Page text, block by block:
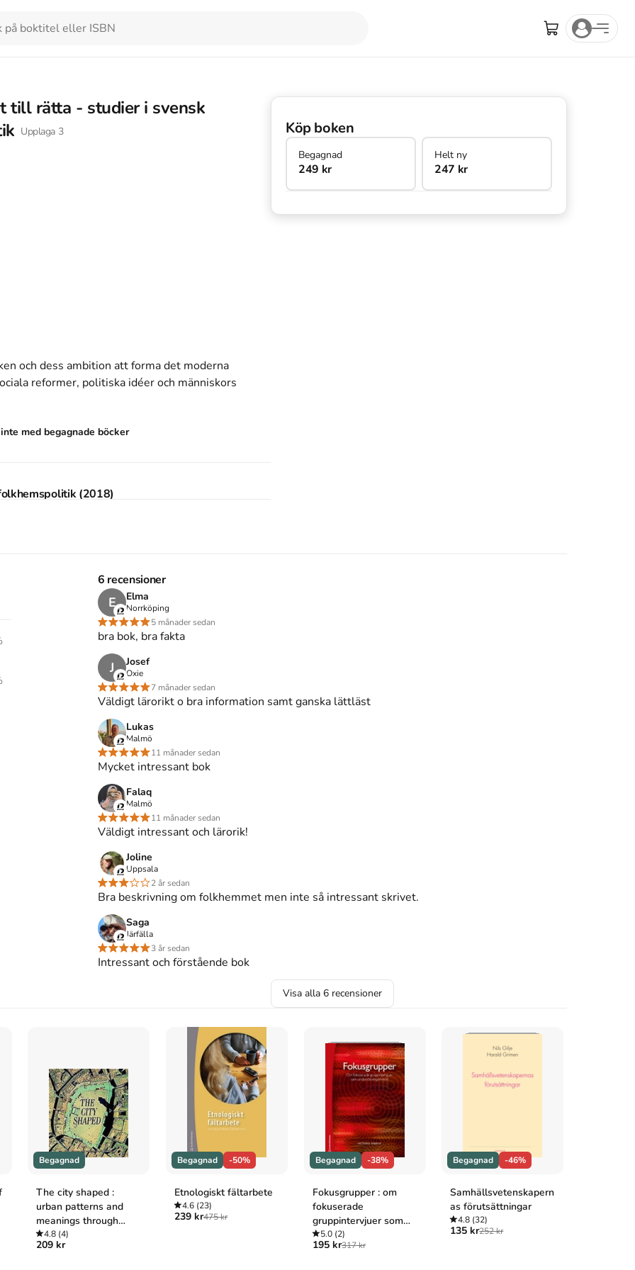
till rätta - studier i svensk
Upplaga 3
och dess ambition att forma det moderna
reformer, politiska idéer och människors
med begagnade böcker
(2018)
i svensk folkhemspolitik
folkhemspolitik på Studentapan och spara
folkhemspolitik (Upplaga
folkhemspolitik
. 3:e uppl. Carlsson.
, 3 uppl. (Carlsson, 2018).
(3:e uppl.). Carlsson.
3:e uppl. Carlsson; 2018.
Köp boken
Begagnad
249 kr
Helt ny
247 kr
6 recensioner
E Elma
Norrköping
5 månader sedan
bra bok, bra fakta
J Josef
Oxie
7 månader sedan
Väldigt lärorikt o bra information samt ganska lättläst
Lukas
Malmö
11 månader sedan
Mycket intressant bok
Falaq
Malmö
11 månader sedan
Väldigt intressant och lärorik!
Joline
Uppsala
2 år sedan
Bra beskrivning om folkhemmet men inte så intressant skrivet.
Saga
Järfälla
3 år sedan
Intressant och förstående bok
Visa alla 6 recensioner
Begagnad
The city shaped :
urban patterns and
meanings through
history
4.8 (4)
209 kr
Begagnad -50%
Etnologiskt fältarbete
4.6(23)
239 kr475 kr
Begagnad -38%
Fokusgrupper : om
fokuserade
gruppintervjuer som
undersökningsmetod
5.0(2)
195 kr317 kr
Begagnad -46%
Samhällsvetenskapern
as förutsättningar
4.8 (32)
135 kr252 kr